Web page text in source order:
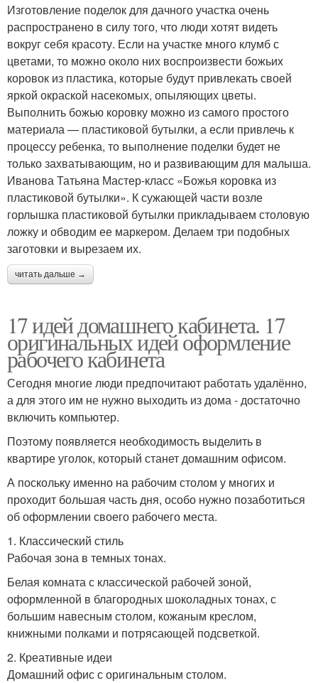
Изготовление поделок для дачного участка очень
распространено в силу того, что люди хотят видеть
вокруг себя красоту. Если на участке много клумб с
цветами, то можно около них воспроизвести божьих
коровок из пластика, которые будут привлекать своей
яркой окраской насекомых, опыляющих цветы.
Выполнить божью коровку можно из самого простого
материала — пластиковой бутылки, а если привлечь к
процессу ребенка, то выполнение поделки будет не
только захватывающим, но и развивающим для малыша.
Иванова Татьяна Мастер-класс «Божья коровка из
пластиковой бутылки». К сужающей части возле
горлышка пластиковой бутылки прикладываем столовую
ложку и обводим ее маркером. Делаем три подобных
заготовки и вырезаем их.
читать дальше →
17 идей домашнего кабинета. 17
оригинальных идей оформление
рабочего кабинета
Сегодня многие люди предпочитают работать удалённо,
а для этого им не нужно выходить из дома - достаточно
включить компьютер.
Поэтому появляется необходимость выделить в
квартире уголок, который станет домашним офисом.
А поскольку именно на рабочим столом у многих и
проходит большая часть дня, особо нужно позаботиться
об оформлении своего рабочего места.
1. Классический стиль
Рабочая зона в темных тонах.
Белая комната с классической рабочей зоной,
оформленной в благородных шоколадных тонах, с
большим навесным столом, кожаным креслом,
книжными полками и потрясающей подсветкой.
2. Креативные идеи
Домашний офис с оригинальным столом.